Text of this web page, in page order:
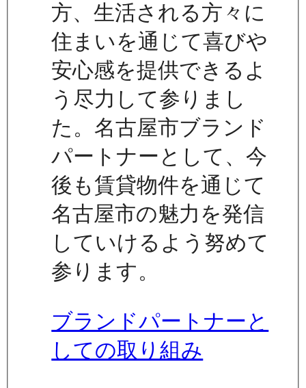
方、生活される方々に
住まいを通じて喜びや
安心感を提供できるよ
う尽力して参りまし
た。名古屋市ブランド
パートナーとして、今
後も賃貸物件を通じて
名古屋市の魅力を発信
していけるよう努めて
参ります。
ブランドパートナーと
しての取り組み